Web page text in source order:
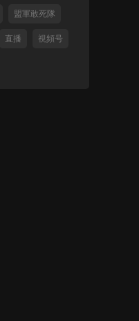
盟軍敢死隊
直播 視頻号